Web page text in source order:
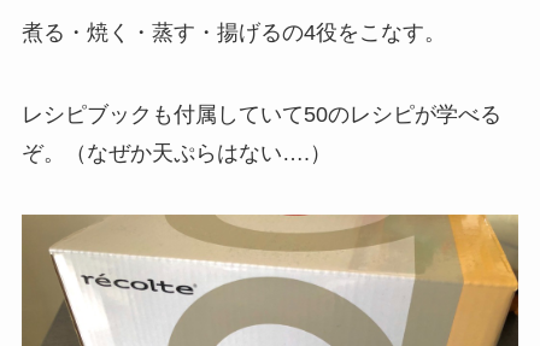
煮る・焼く・蒸す・揚げるの4役をこなす。
レシピブックも付属していて50のレシピが学べる
ぞ。（なぜか天ぷらはない….）